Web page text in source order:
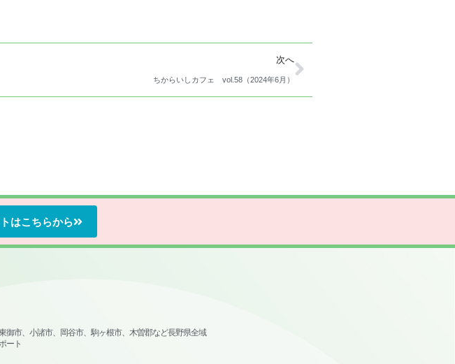
次へ
ちからいしカフェ vol.58（2024年6月）
はこちらから
御市、小諸市、岡谷市、駒ヶ根市、木曽郡など長野県全域
ート